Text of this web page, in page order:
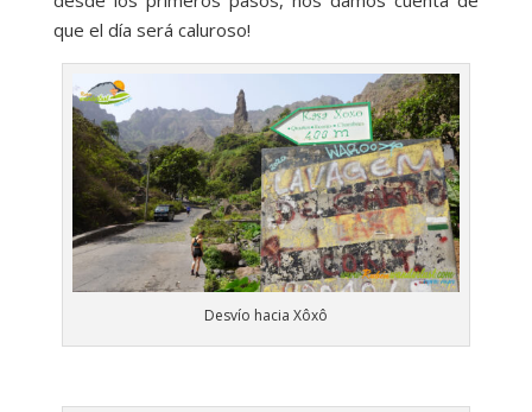
que el día será caluroso!
Desvío hacia Xôxô